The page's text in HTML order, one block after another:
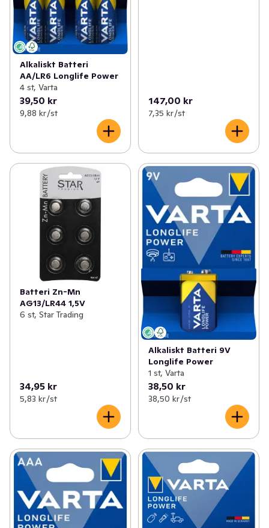
Alkaliskt Batteri
AA/LR6 Longlife Power
4 st, Varta
39,50 kr
9,88 kr /st
147,00 kr
7,35 kr /st
Batteri Zn-Mn
AG13/LR44 1,5V
6 st, Star Trading
34,95 kr
5,83 kr /st
Alkaliskt Batteri 9V
Longlife Power
1 st, Varta
38,50 kr
38,50 kr /st